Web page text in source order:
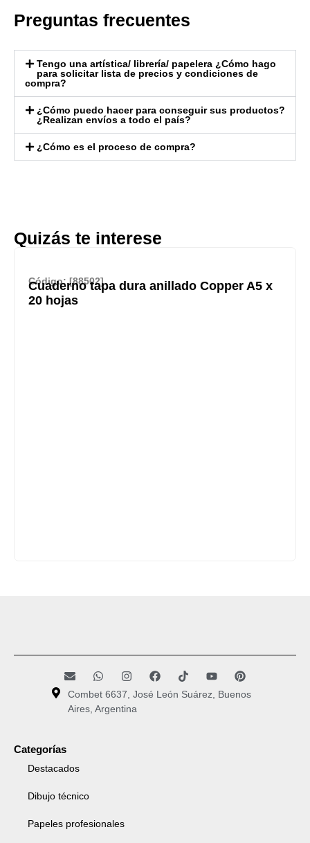
Preguntas frecuentes
Tengo una artística/ librería/ papelera ¿Cómo hago
para solicitar lista de precios y condiciones de
compra?
¿Cómo puedo hacer para conseguir sus productos?
¿Realizan envíos a todo el país?
¿Cómo es el proceso de compra?
Quizás te interese
Código: [88502]
Cuaderno tapa dura anillado Copper A5 x
20 hojas
Combet 6637, José León Suárez, Buenos
Aires, Argentina
Categorías
Destacados
Dibujo técnico
Papeles profesionales